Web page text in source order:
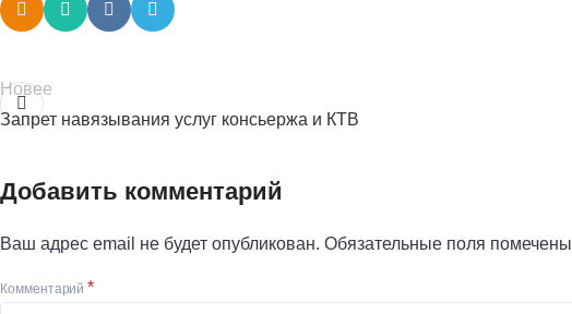
Новее
Запрет навязывания услуг консьержа и КТВ
Добавить комментарий
Ваш адрес email не будет опубликован. Обязательные поля помечены
Комментарий*